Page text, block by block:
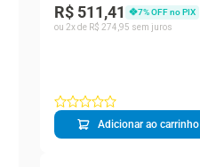
Yonex Nanoflare 700 Play
Bege Claro
R$ 511,41 7% OFF no PIX
ou 2x de R$ 274,95 sem juros
Adicionar ao carrinho